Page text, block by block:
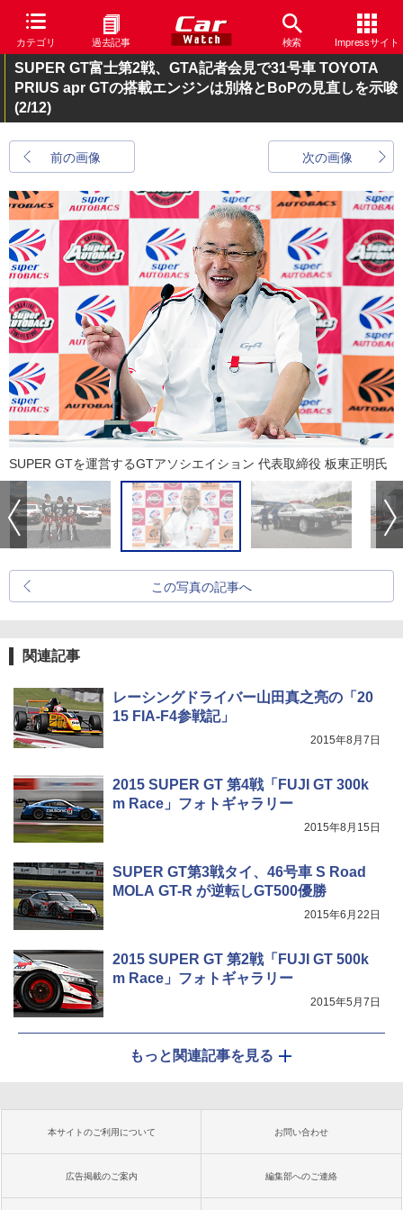
カテゴリ 過去記事 検索 Impressサイト
SUPER GT富士第2戦、GTA記者会見で31号車 TOYOTA
PRIUS apr GTの搭載エンジンは別格とBoPの見直しを示唆
(2/12)
前の画像 次の画像
SUPER GTを運営するGTアソシエイション 代表取締役 板東正明氏
この写真の記事へ
関連記事
レーシングドライバー山田真之亮の「20
15 FIA-F4参戦記」
2015年8月7日
2015 SUPER GT 第4戦「FUJI GT 300k
m Race」フォトギャラリー
2015年8月15日
SUPER GT第3戦タイ、46号車 S Road
MOLA GT-R が逆転しGT500優勝
2015年6月22日
2015 SUPER GT 第2戦「FUJI GT 500k
m Race」フォトギャラリー
2015年5月7日
もっと関連記事を見る
本サイトのご利用について お問い合わせ
広告掲載のご案内 編集部へのご連絡